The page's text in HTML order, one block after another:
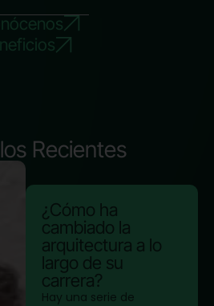
Recientes
¿Cómo ha
cambiado la
arquitectura a lo
largo de su
carrera?
Hay una serie de